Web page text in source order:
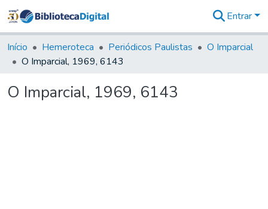
&
Coleções
Tudo na
Digital
Entrar
Início Hemeroteca Periódicos Paulistas
O Imparcial
O Imparcial, 1969, 6143
O Imparcial, 1969, 6143